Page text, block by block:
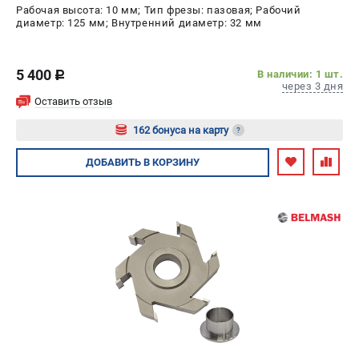
Рабочая высота: 10 мм; Тип фрезы: пазовая; Рабочий
диаметр: 125 мм; Внутренний диаметр: 32 мм
5 400 c
В наличии: 1 шт.
через 3 дня
Оставить отзыв
162 бонуса на карту ?
Авторизуйтесь
ДОБАВИТЬ В КОРЗИНУ